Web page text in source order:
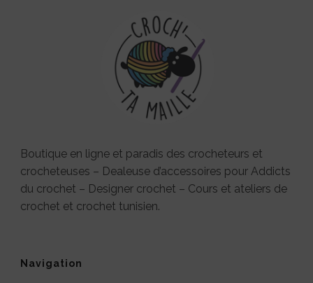
Boutique en ligne et paradis des crocheteurs et
crocheteuses – Dealeuse d’accessoires pour Addicts
du crochet – Designer crochet – Cours et ateliers de
crochet et crochet tunisien.
Navigation